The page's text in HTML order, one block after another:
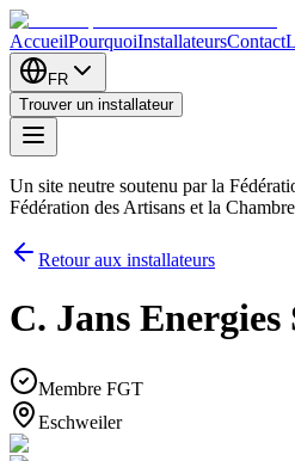
AccueilPourquoiInstallateursContact
FR
Trouver un installateur
Un site neutre soutenu par la
Fédération des Artisans et la
Retour aux installateurs
C. Jans Energies
Membre FGT
Eschweiler